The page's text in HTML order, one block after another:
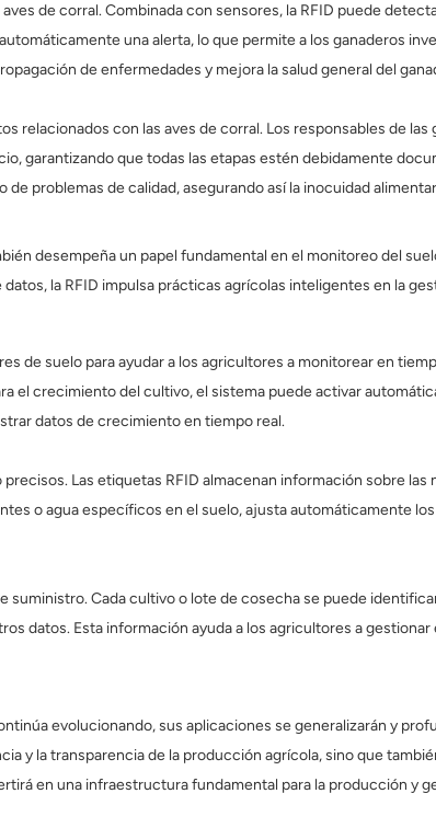
de corral. Combinada con sensores, la RFID puede
una alerta, lo que permite a los ganaderos
de enfermedades y mejora la salud general del
relacionados con las aves de corral. Los responsables de las
garantizando que todas las etapas estén debidamente
problemas de calidad, asegurando así la inocuidad
desempeña un papel fundamental en el monitoreo del
la RFID impulsa prácticas agrícolas inteligentes en la
de suelo para ayudar a los agricultores a monitorear en
el crecimiento del cultivo, el sistema puede activar
datos de crecimiento en tiempo real.
Las etiquetas RFID almacenan información sobre
o agua específicos en el suelo, ajusta automáticamente
suministro. Cada cultivo o lote de cosecha se puede
datos. Esta información ayuda a los agricultores a
evolucionando, sus aplicaciones se generalizarán y
y la transparencia de la producción agrícola, sino que
en una infraestructura fundamental para la producción y